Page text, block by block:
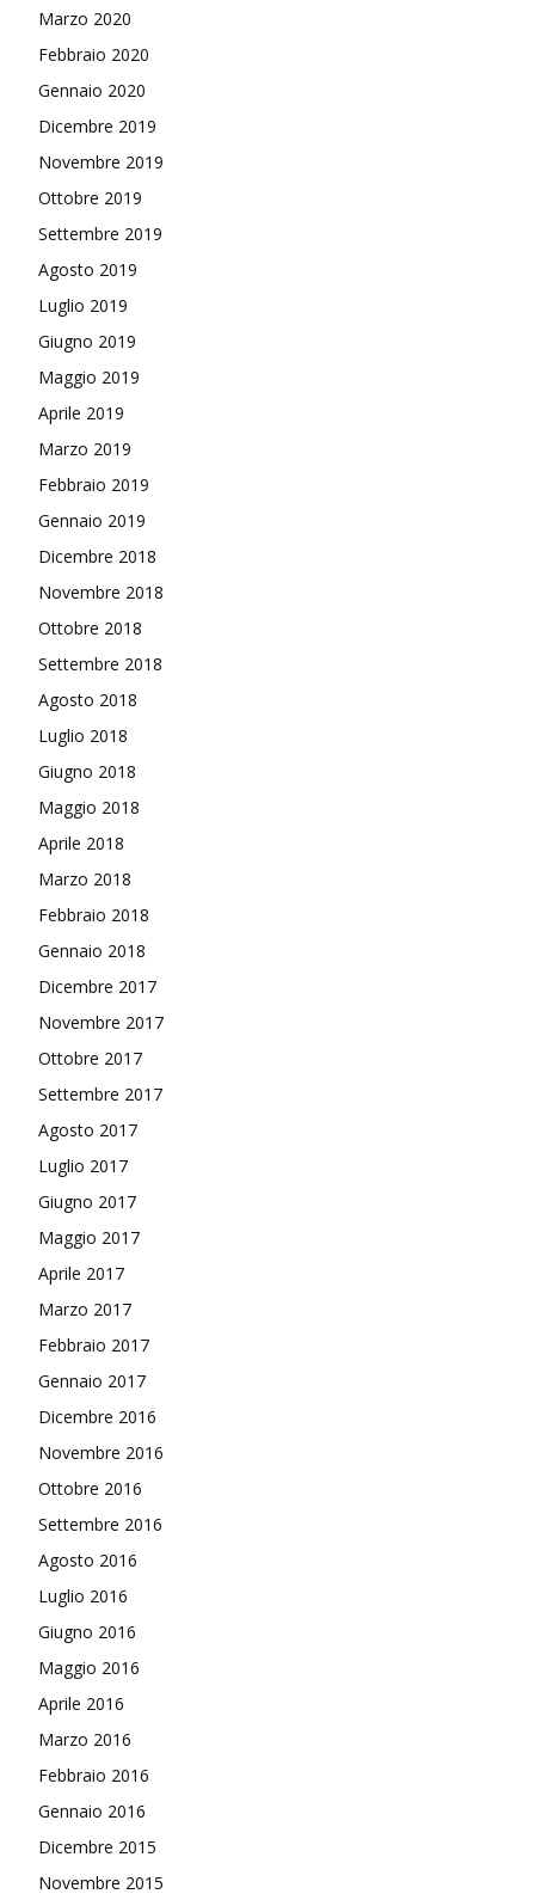
Marzo 2020
Febbraio 2020
Gennaio 2020
Dicembre 2019
Novembre 2019
Ottobre 2019
Settembre 2019
Agosto 2019
Luglio 2019
Giugno 2019
Maggio 2019
Aprile 2019
Marzo 2019
Febbraio 2019
Gennaio 2019
Dicembre 2018
Novembre 2018
Ottobre 2018
Settembre 2018
Agosto 2018
Luglio 2018
Giugno 2018
Maggio 2018
Aprile 2018
Marzo 2018
Febbraio 2018
Gennaio 2018
Dicembre 2017
Novembre 2017
Ottobre 2017
Settembre 2017
Agosto 2017
Luglio 2017
Giugno 2017
Maggio 2017
Aprile 2017
Marzo 2017
Febbraio 2017
Gennaio 2017
Dicembre 2016
Novembre 2016
Ottobre 2016
Settembre 2016
Agosto 2016
Luglio 2016
Giugno 2016
Maggio 2016
Aprile 2016
Marzo 2016
Febbraio 2016
Gennaio 2016
Dicembre 2015
Novembre 2015